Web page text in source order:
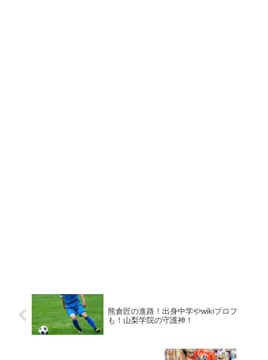
熊倉匠の進路！出身中学やwikiプロフ
も！山梨学院の守護神！